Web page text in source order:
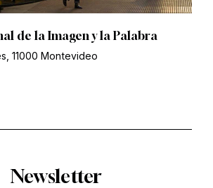
de la Imagen y la Palabra
11000 Montevideo
Newsletter